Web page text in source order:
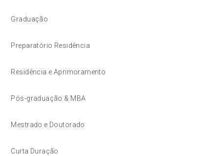
Graduação
Preparatório Residência
Residência e Aprimoramento
Pós-graduação & MBA
Mestrado e Doutorado
Curta Duração